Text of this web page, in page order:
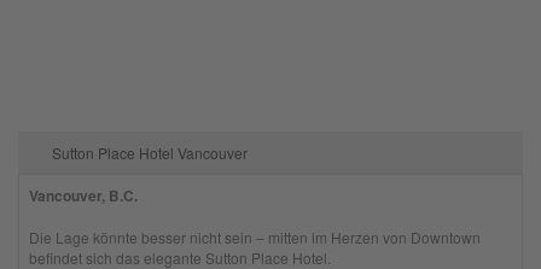
Sutton Place Hotel Vancouver
Vancouver, B.C.
Die Lage könnte besser nicht sein – mitten im Herzen von Downtown
befindet sich das elegante Sutton Place Hotel.